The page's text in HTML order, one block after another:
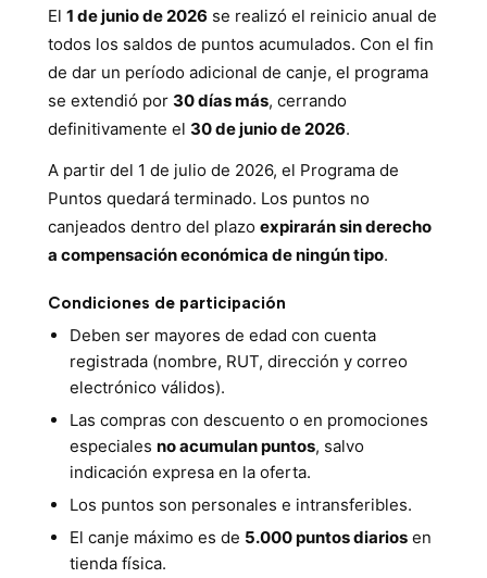
El 1 de junio de 2026 se realizó el reinicio anual de
todos los saldos de puntos acumulados. Con el fin
de dar un período adicional de canje, el programa
se extendió por 30 días más, cerrando
definitivamente el 30 de junio de 2026.
A partir del 1 de julio de 2026, el Programa de
Puntos quedará terminado. Los puntos no
canjeados dentro del plazo expirarán sin derecho
a compensación económica de ningún tipo.
Condiciones de participación
Deben ser mayores de edad con cuenta
registrada (nombre, RUT, dirección y correo
electrónico válidos).
Las compras con descuento o en promociones
especiales no acumulan puntos, salvo
indicación expresa en la oferta.
Los puntos son personales e intransferibles.
El canje máximo es de 5.000 puntos diarios en
tienda física.